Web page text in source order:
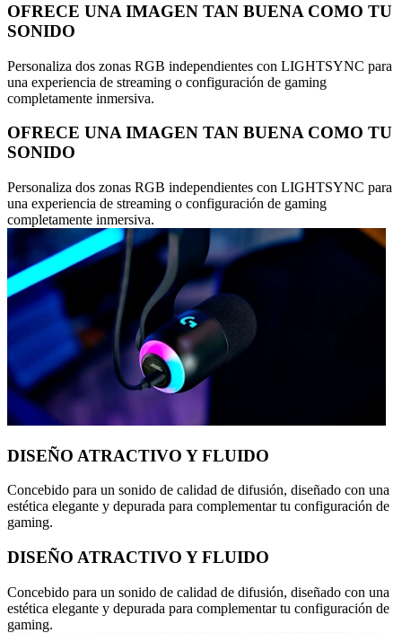
OFRECE UNA IMAGEN TAN BUENA COMO TU
SONIDO
Personaliza dos zonas RGB independientes con LIGHTSYNC para
una experiencia de streaming o configuración de gaming
completamente inmersiva.
OFRECE UNA IMAGEN TAN BUENA COMO TU
SONIDO
Personaliza dos zonas RGB independientes con LIGHTSYNC para
una experiencia de streaming o configuración de gaming
completamente inmersiva.
DISEÑO ATRACTIVO Y FLUIDO
Concebido para un sonido de calidad de difusión, diseñado con una
estética elegante y depurada para complementar tu configuración de
gaming.
DISEÑO ATRACTIVO Y FLUIDO
Concebido para un sonido de calidad de difusión, diseñado con una
estética elegante y depurada para complementar tu configuración de
gaming.